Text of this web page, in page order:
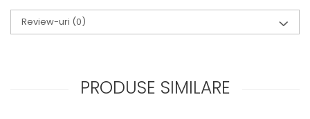
SUPOZITOARE
Review-uri (0)
PRODUSE SIMILARE